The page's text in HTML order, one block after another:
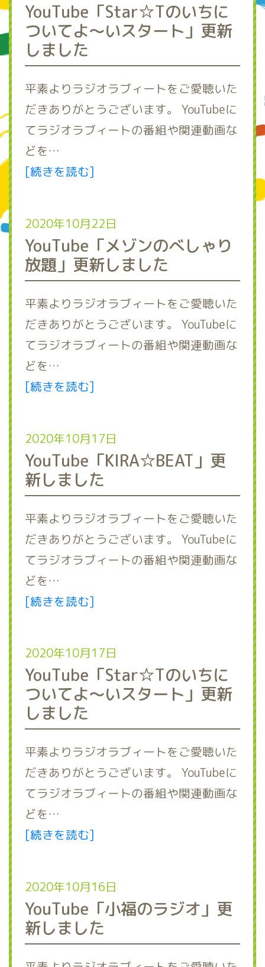
YouTube「Star☆Tのいちに
ついてよ～いスタート」更新
しました
平素よりラジオラブィートをご愛聴いた
だきありがとうございます。 YouTubeに
てラジオラブィートの番組や関連動画な
どを…
[続きを読む]
2020年10月22日
YouTube「メゾンのべしゃり
放題」更新しました
平素よりラジオラブィートをご愛聴いた
だきありがとうございます。 YouTubeに
てラジオラブィートの番組や関連動画な
どを…
[続きを読む]
2020年10月17日
YouTube「KIRA☆BEAT」更
新しました
平素よりラジオラブィートをご愛聴いた
だきありがとうございます。 YouTubeに
てラジオラブィートの番組や関連動画な
どを…
[続きを読む]
2020年10月17日
YouTube「Star☆Tのいちに
ついてよ～いスタート」更新
しました
平素よりラジオラブィートをご愛聴いた
だきありがとうございます。 YouTubeに
てラジオラブィートの番組や関連動画な
どを…
[続きを読む]
2020年10月16日
YouTube「小福のラジオ」更
新しました